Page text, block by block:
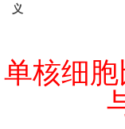
义
单核细